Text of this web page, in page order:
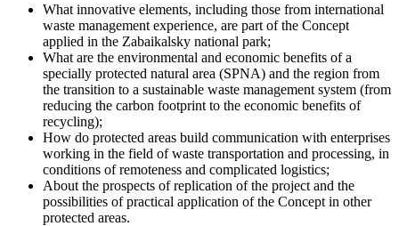
What innovative elements, including those from international
waste management experience, are part of the Concept
applied in the Zabaikalsky national park;
What are the environmental and economic benefits of a
specially protected natural area (SPNA) and the region from
the transition to a sustainable waste management system (from
reducing the carbon footprint to the economic benefits of
recycling);
How do protected areas build communication with enterprises
working in the field of waste transportation and processing, in
conditions of remoteness and complicated logistics;
About the prospects of replication of the project and the
possibilities of practical application of the Concept in other
protected areas.